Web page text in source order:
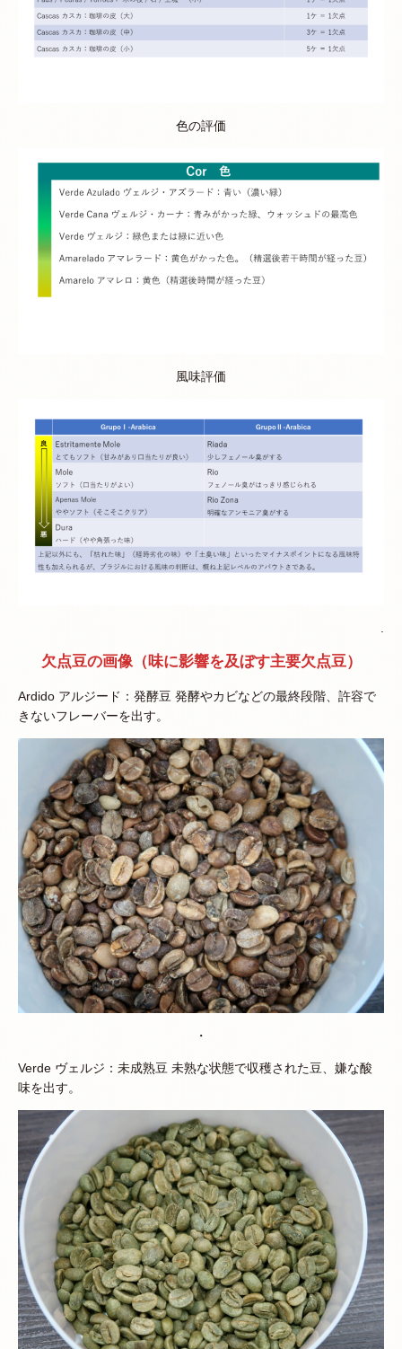
色の評価
風味評価
欠点豆の画像（味に影響を及ぼす主要欠点豆）
Ardido アルジード：発酵豆 発酵やカビなどの最終段階、許容で
きないフレーバーを出す。
・
Verde ヴェルジ：未成熟豆 未熟な状態で収穫された豆、嫌な酸
味を出す。